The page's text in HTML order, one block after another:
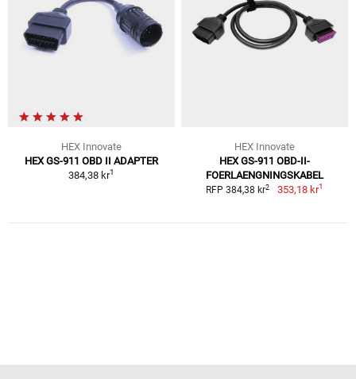
HEX Innovate
HEX GS-911 OBD II ADAPTER
384,38 kr1
HEX Innovate
HEX GS-911 OBD-II-
FOERLAENGNINGSKABEL
RFP 384,38 kr2 353,18 kr1